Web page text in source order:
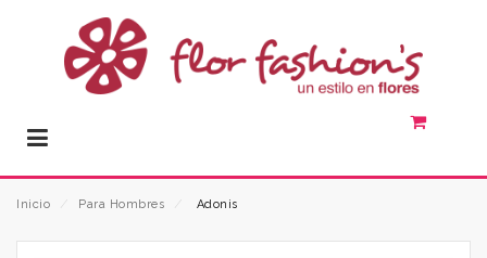
Inicio Para Hombres Adonis